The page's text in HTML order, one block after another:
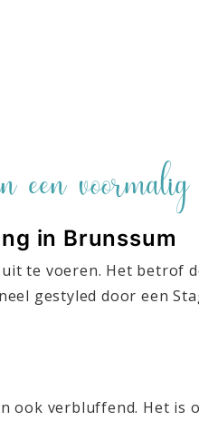
een
in Brunssum
te voeren. Het betrof
gestyled door een
ook verbluffend. Het is